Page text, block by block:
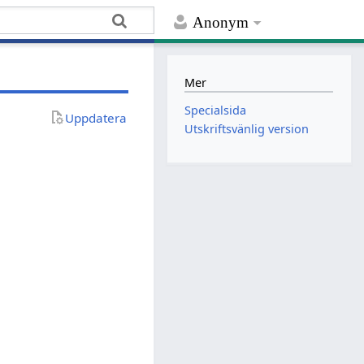
Anonym
Uppdatera
Mer
Specialsida
Utskriftsvänlig version